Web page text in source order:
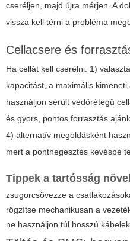
cseréljen, majd újra mérjen. A
vissza kell térni a probléma
Cellacsere és
Ha cellát kell cserélni: 1)
kapacitást, a maximális
használjon sérült védőrétegű
és gyors, pontos forrasztás
4) alternatív megoldásként
mert a ponthegesztés kevésbé
Tippek a tartósság
zsugorcsövezze a
rögzítse mechanikusan a
ne használjon túl hosszú